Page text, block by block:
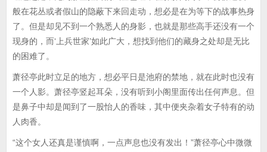
般在花丛或者假山的隐蔽下来回走动，想必是在为等下的战事热身
了。但是却见不到一个熟悉人的身影，也就是那些高手还没有一个
现身的，而‘上兵世家’如此广大，想找到他们的藏身之处却是无比
的困难了。
萧径亭此时立足的地方，想必平日是池府的禁地，就在此时也没有
一个人影。萧径亭竖起耳朵，没有听到小阁里面传出任何声息。但
是鼻子中却是闻到了一股怡人的香味，其中便夹杂着女子特有的动
人肉香。
“这个女人还真是谨慎啊，一点声息也没有发出！”萧径亭心中微微